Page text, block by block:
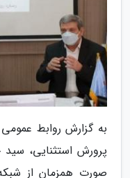
به گزارش روابط
پرورش استثنایی،
صورت همزمان از